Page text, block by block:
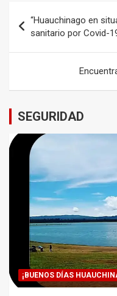
de
entradas
“Huauchinago en
sanitario por Covid-
SEGURIDAD
¡BUENOS DÍAS